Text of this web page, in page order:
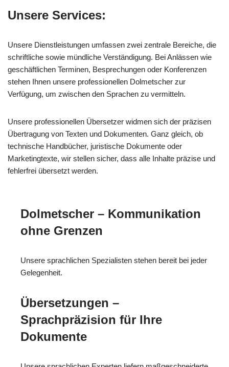
Unsere Services:
Unsere Dienstleistungen umfassen zwei zentrale Bereiche, die
schriftliche sowie mündliche Verständigung. Bei Anlässen wie
geschäftlichen Terminen, Besprechungen oder Konferenzen
stehen Ihnen unsere professionellen Dolmetscher zur
Verfügung, um zwischen den Sprachen zu vermitteln.
Unsere professionellen Übersetzer widmen sich der präzisen
Übertragung von Texten und Dokumenten. Ganz gleich, ob
technische Handbücher, juristische Dokumente oder
Marketingtexte, wir stellen sicher, dass alle Inhalte präzise und
fehlerfrei übersetzt werden.
Dolmetscher – Kommunikation
ohne Grenzen
Unsere sprachlichen Spezialisten stehen bereit bei jeder
Gelegenheit.
Übersetzungen –
Sprachpräzision für Ihre
Dokumente